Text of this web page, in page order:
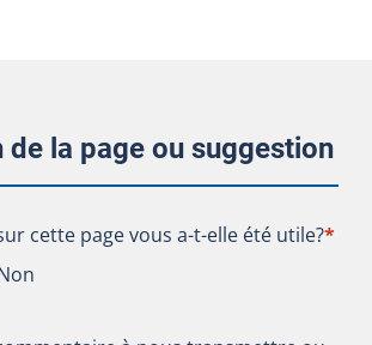
de la page ou suggestion
cette page vous a-t-elle été utile?
cette page vous a-t-elle été utile?*